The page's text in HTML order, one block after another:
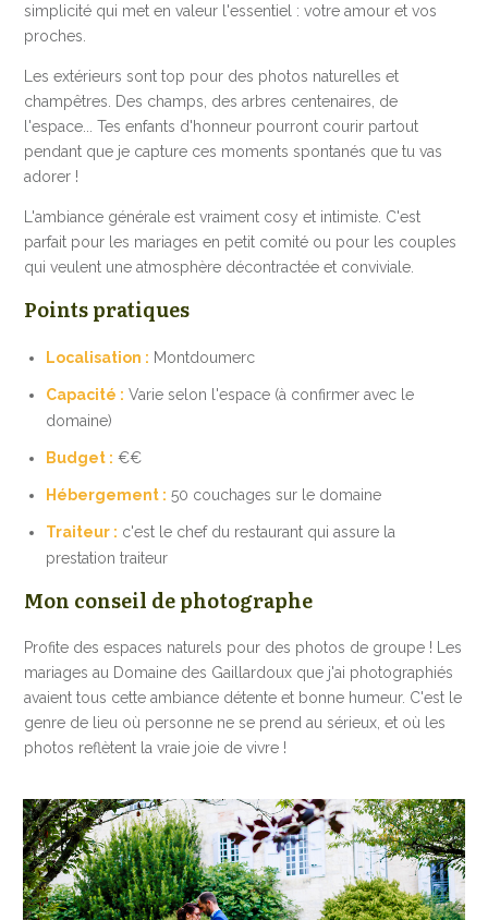
simplicité qui met en valeur l'essentiel : votre amour et vos
proches.
Les extérieurs sont top pour des photos naturelles et
champêtres. Des champs, des arbres centenaires, de
l'espace... Tes enfants d'honneur pourront courir partout
pendant que je capture ces moments spontanés que tu vas
adorer !
L'ambiance générale est vraiment cosy et intimiste. C'est
parfait pour les mariages en petit comité ou pour les couples
qui veulent une atmosphère décontractée et conviviale.
Points pratiques
Localisation : Montdoumerc
Capacité : Varie selon l'espace (à confirmer avec le
domaine)
Budget : €€
Hébergement : 50 couchages sur le domaine
Traiteur : c'est le chef du restaurant qui assure la
prestation traiteur
Mon conseil de photographe
Profite des espaces naturels pour des photos de groupe ! Les
mariages au Domaine des Gaillardoux que j'ai photographiés
avaient tous cette ambiance détente et bonne humeur. C'est le
genre de lieu où personne ne se prend au sérieux, et où les
photos reflètent la vraie joie de vivre !